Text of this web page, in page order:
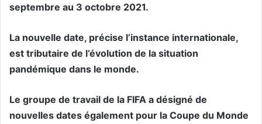
septembre au 3 octobre 2021.
La nouvelle date, précise l’instance internationale,
est tributaire de l’évolution de la situation
pandémique dans le monde.
Le groupe de travail de la FIFA a désigné de
nouvelles dates également pour la Coupe du Monde